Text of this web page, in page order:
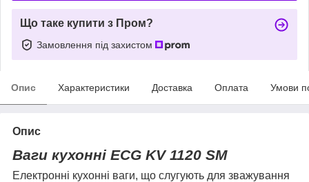
Що таке купити з Пром?
Замовлення під захистом
Опис Характеристики Доставка Оплата Умови
Опис
Ваги кухонні ECG KV 1120 SM
Електронні кухонні ваги, що слугують для зважування